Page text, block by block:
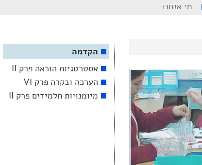
מי אנחנו
הקדמה
אסטרטגיות הוראה פרק II
הערכה ובקרה פרק VI
מיומנויות תלמידים פרק II